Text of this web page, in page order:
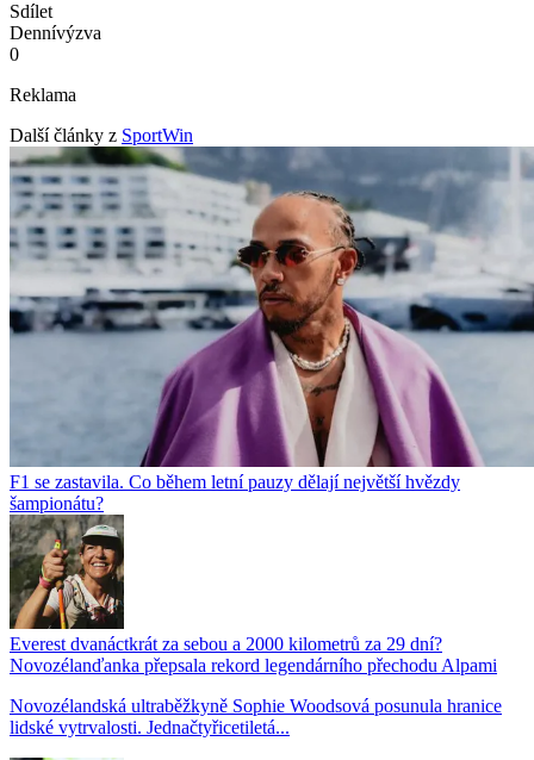
Sdílet
Dennívýzva
0
Reklama
Další články z SportWin
F1 se zastavila. Co během letní pauzy dělají největší hvězdy
šampionátu?
Everest dvanáctkrát za sebou a 2000 kilometrů za 29 dní?
Novozélanďanka přepsala rekord legendárního přechodu Alpami
Novozélandská ultraběžkyně Sophie Woodsová posunula hranice
lidské vytrvalosti. Jednačtyřicetiletá...